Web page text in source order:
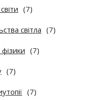
(7)
світла (7)
(7)
(7)
(7)